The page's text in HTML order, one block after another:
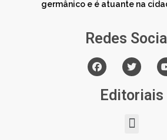
germânico e é atuante na
Redes
Editoriais